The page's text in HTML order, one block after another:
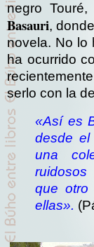
negro
Basauri,
novela. No lo
ha ocurrido
serlo con la
«Así es
desde el
una
que otro
ellas».